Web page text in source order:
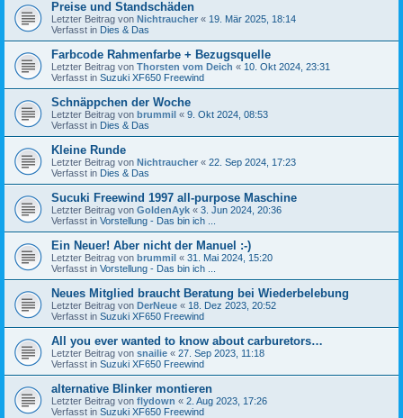
Preise und Standschäden
Letzter Beitrag von Nichtraucher « 19. Mär 2025, 18:14
Verfasst in Dies & Das
Farbcode Rahmenfarbe + Bezugsquelle
Letzter Beitrag von Thorsten vom Deich « 10. Okt 2024, 23:31
Verfasst in Suzuki XF650 Freewind
Schnäppchen der Woche
Letzter Beitrag von brummil « 9. Okt 2024, 08:53
Verfasst in Dies & Das
Kleine Runde
Letzter Beitrag von Nichtraucher « 22. Sep 2024, 17:23
Verfasst in Dies & Das
Sucuki Freewind 1997 all-purpose Maschine
Letzter Beitrag von GoldenAyk « 3. Jun 2024, 20:36
Verfasst in Vorstellung - Das bin ich ...
Ein Neuer! Aber nicht der Manuel :-)
Letzter Beitrag von brummil « 31. Mai 2024, 15:20
Verfasst in Vorstellung - Das bin ich ...
Neues Mitglied braucht Beratung bei Wiederbelebung
Letzter Beitrag von DerNeue « 18. Dez 2023, 20:52
Verfasst in Suzuki XF650 Freewind
All you ever wanted to know about carburetors…
Letzter Beitrag von snailie « 27. Sep 2023, 11:18
Verfasst in Suzuki XF650 Freewind
alternative Blinker montieren
Letzter Beitrag von flydown « 2. Aug 2023, 17:26
Verfasst in Suzuki XF650 Freewind